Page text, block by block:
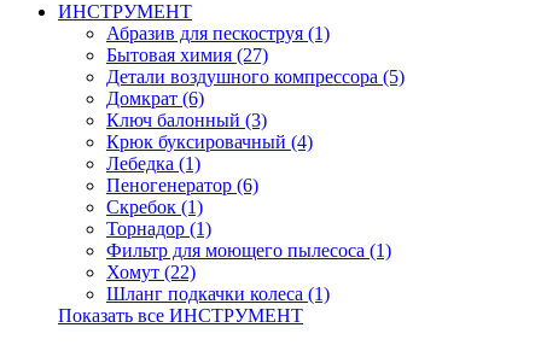
ИНСТРУМЕНТ
Абразив для пескоструя (1)
Бытовая химия (27)
Детали воздушного компрессора (5)
Домкрат (6)
Ключ балонный (3)
Крюк буксировачный (4)
Лебедка (1)
Пеногенератор (6)
Скребок (1)
Торнадор (1)
Фильтр для моющего пылесоса (1)
Хомут (22)
Шланг подкачки колеса (1)
Показать все ИНСТРУМЕНТ